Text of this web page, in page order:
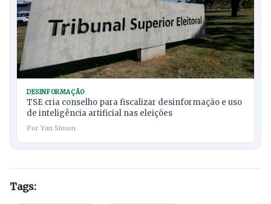
DESINFORMAÇÃO
TSE cria conselho para fiscalizar desinformação e uso
de inteligência artificial nas eleições
Por Yan Simon
Tags: